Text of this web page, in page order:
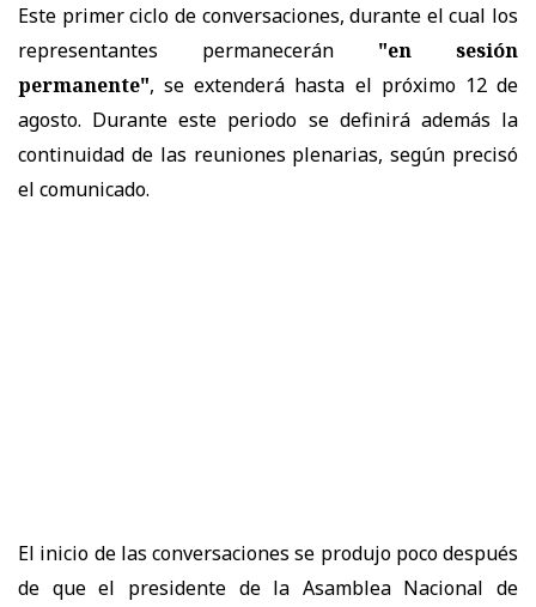
Este primer ciclo de conversaciones, durante el cual los
representantes permanecerán "en sesión
permanente", se extenderá hasta el próximo 12 de
agosto. Durante este periodo se definirá además la
continuidad de las reuniones plenarias, según precisó
el comunicado.
El inicio de las conversaciones se produjo poco después
de que el presidente de la Asamblea Nacional de